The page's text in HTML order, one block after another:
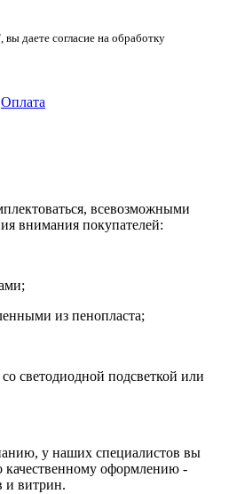
даете согласие на обработку
Оплата
всевозможными
внимания покупателей:
из пенопласта;
светодиодной подсветкой или
у наших специалистов вы
качественному оформлению -
и витрин.